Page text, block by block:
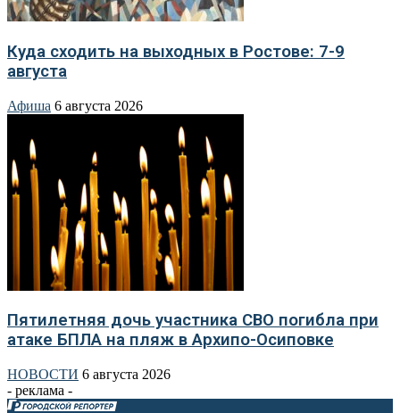
Куда сходить на выходных в Ростове: 7-9
августа
Афиша 6 августа 2026
Пятилетняя дочь участника СВО погибла при
атаке БПЛА на пляж в Архипо-Осиповке
НОВОСТИ 6 августа 2026
- реклама -